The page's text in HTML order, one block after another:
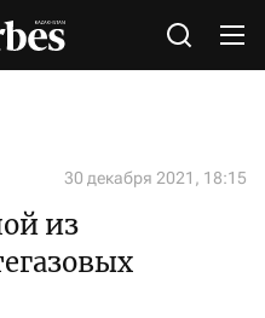
30 декабря 2021, 18:15
из